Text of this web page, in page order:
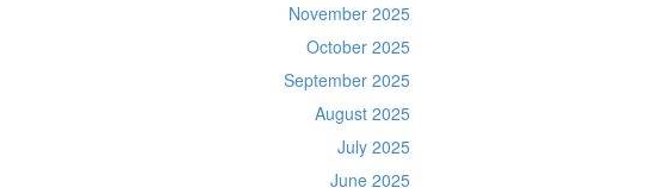
November 2025
October 2025
September 2025
August 2025
July 2025
June 2025